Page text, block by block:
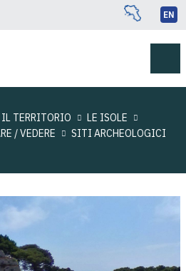
EN
IL TERRITORIO
LE ISOLE
/ VEDERE SITI ARCHEOLOGICI